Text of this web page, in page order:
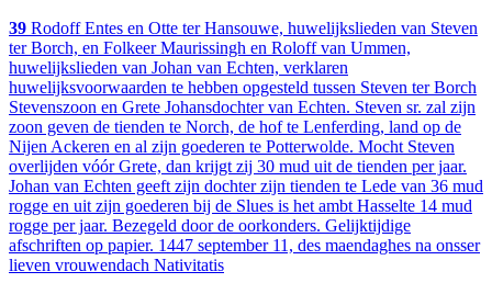
39 Rodoff Entes en Otte ter Hansouwe, huwelijkslieden van Steven
ter Borch, en Folkeer Maurissingh en Roloff van Ummen,
huwelijkslieden van Johan van Echten, verklaren
huwelijksvoorwaarden te hebben opgesteld tussen Steven ter Borch
Stevenszoon en Grete Johansdochter van Echten. Steven sr. zal zijn
zoon geven de tienden te Norch, de hof te Lenferding, land op de
Nijen Ackeren en al zijn goederen te Potterwolde. Mocht Steven
overlijden vóór Grete, dan krijgt zij 30 mud uit de tienden per jaar.
Johan van Echten geeft zijn dochter zijn tienden te Lede van 36 mud
rogge en uit zijn goederen bij de Slues is het ambt Hasselte 14 mud
rogge per jaar. Bezegeld door de oorkonders. Gelijktijdige
afschriften op papier. 1447 september 11, des maendaghes na onsser
lieven vrouwendach Nativitatis